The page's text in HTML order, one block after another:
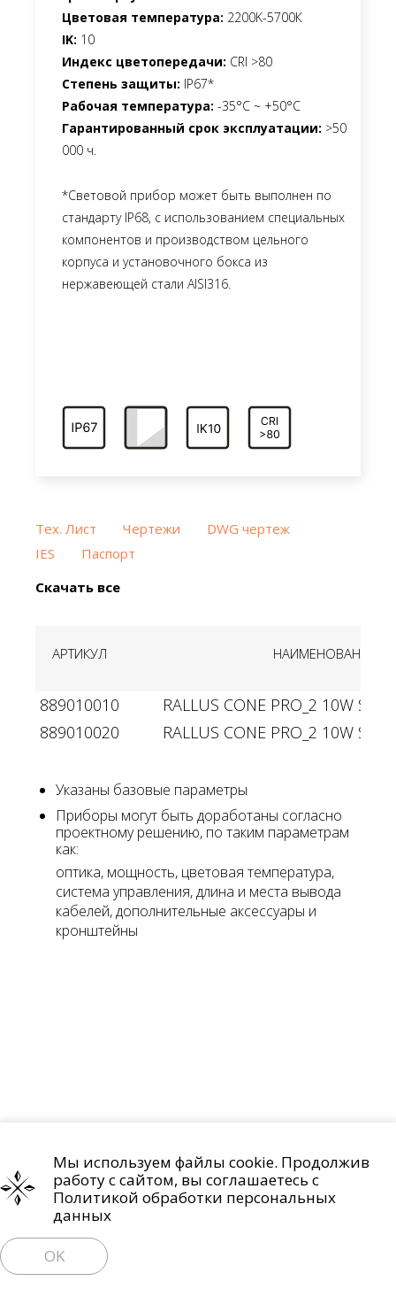
Цветовая температура: 2200K-5700К
IK: 10
Индекс цветопередачи: CRI >80
Степень защиты: IP67*
Рабочая температура: -35°C ~ +50°C
Гарантированный срок эксплуатации: >50
000 ч.
*Световой прибор может быть выполнен по
стандарту IP68, с использованием специальных
компонентов и производством цельного
корпуса и установочного бокса из
нержавеющей стали AISI316.
Тех. Лист Чертежи
DWG чертеж
IES
Паспорт
Скачать все
АРТИКУЛ НАИМЕНОВАНИЕ
889010010
RALLUS CONE PRO_2 10W
889010020
RALLUS CONE PRO_2 10W
Указаны базовые параметры
Приборы могут быть доработаны согласно
проектному решению, по таким параметрам
как:
оптика, мощность, цветовая температура,
система управления, длина и места вывода
кабелей, дополнительные аксессуары и
кронштейны
Проекты О компании Контакты
Политика обработки персональных данных
Мы используем файлы cookie. Продолжив
работу с сайтом, вы соглашаетесь с
Политикой обработки персональных
данных
OK